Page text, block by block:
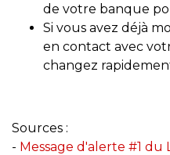
de votre banque
Si vous avez déjà
en contact avec
changez
Sources :
- Message d'alerte #1 du